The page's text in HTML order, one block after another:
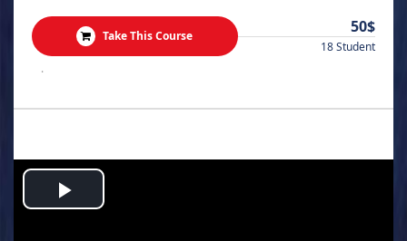
Take This Course 50$
18 Student
.
Play